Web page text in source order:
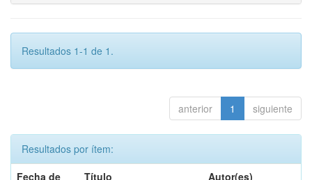
Resultados 1-1 de 1.
anterior 1 siguiente
Resultados por ítem:
Fecha de
Título Autor(es)